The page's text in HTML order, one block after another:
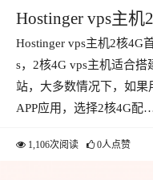
Hostinger vps主机
塔安装wordpress
Hostinger vps主机2核4G
s，2核4G vps主机适合
站，大多数情况下，如果
APP应用，选择2核4G配
1,106次阅读 0人点赞